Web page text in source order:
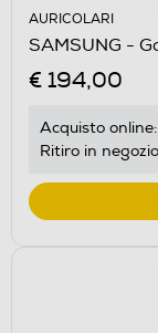
AURICOLARI
SAMSUNG -
€ 194,00
Acquisto online:
Ritiro in